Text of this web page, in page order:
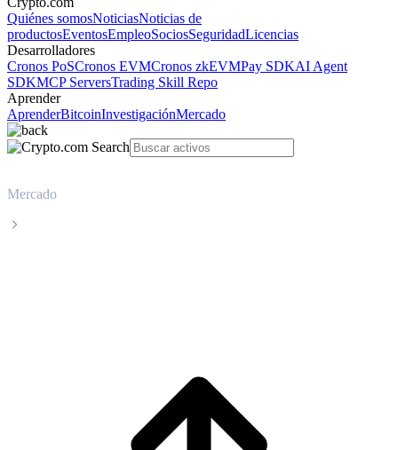
Quiénes somosNoticiasNoticias de
productosEventosEmpleoSociosSeguridadLicencias
Desarrolladores
Cronos PoSCronos EVMCronos zkEVMPay SDKAI Agent
SDKMCP ServersTrading Skill Repo
Aprender
AprenderBitcoinInvestigaciónMercado
Mercado